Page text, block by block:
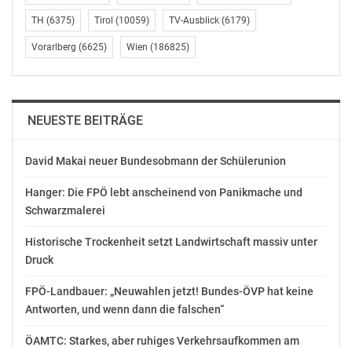
TH (6375) Tirol (10059) TV-Ausblick (6179)
Vorarlberg (6625) Wien (186825)
NEUESTE BEITRÄGE
David Makai neuer Bundesobmann der Schülerunion
Hanger: Die FPÖ lebt anscheinend von Panikmache und
Schwarzmalerei
Historische Trockenheit setzt Landwirtschaft massiv unter
Druck
FPÖ-Landbauer: „Neuwahlen jetzt! Bundes-ÖVP hat keine
Antworten, und wenn dann die falschen“
ÖAMTC: Starkes, aber ruhiges Verkehrsaufkommen am